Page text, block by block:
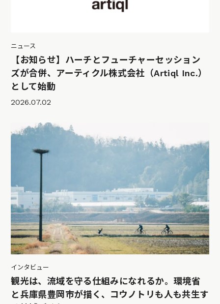
ニュース
【お知らせ】ハーチとフューチャーセッション
ズが合併、アーティクル株式会社（Artiql Inc.）
として始動
2026.07.02
インタビュー
観光は、流域を守る仕組みになれるか。環境省
と兵庫県豊岡市が描く、コウノトリも人も共生す